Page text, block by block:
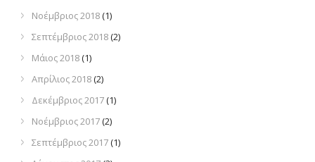
Νοέμβριος 2018(1)
Σεπτέμβριος 2018(2)
Μάιος 2018(1)
Απρίλιος 2018(2)
Δεκέμβριος 2017(1)
Νοέμβριος 2017(2)
Σεπτέμβριος 2017(1)